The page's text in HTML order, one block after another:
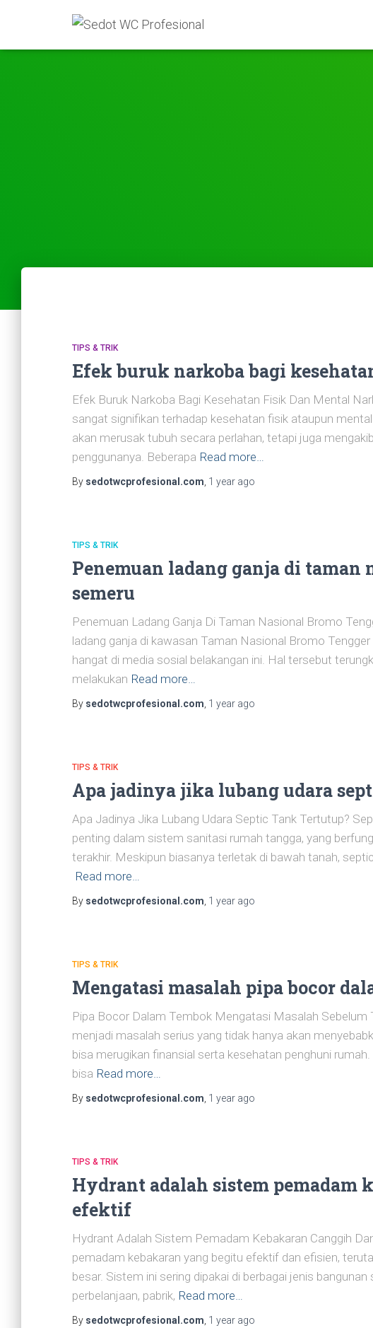
TIPS & TRIK
Efek buruk narkoba bagi
Efek Buruk Narkoba Bagi Kesehatan Fisik Dan Mental
sangat signifikan terhadap kesehatan fisik ataupun
akan merusak tubuh secara perlahan, tetapi juga
penggunanya. Beberapa Read more…
By sedotwcprofesional.com 1 year ago
TIPS & TRIK
Penemuan ladang ganja di taman
semeru
Penemuan Ladang Ganja Di Taman Nasional Bromo
ladang ganja di kawasan Taman Nasional Bromo
hangat di media sosial belakangan ini. Hal tersebut
melakukan Read more…
By sedotwcprofesional.com 1 year ago
TIPS & TRIK
Apa jadinya jika lubang udara
Apa Jadinya Jika Lubang Udara Septic Tank Tertutup?
penting dalam sistem sanitasi rumah tangga, yang
terakhir. Meskipun biasanya terletak di bawah tanah,
Read more…
By sedotwcprofesional.com 1 year ago
TIPS & TRIK
Mengatasi masalah pipa bocor
Pipa Bocor Dalam Tembok Mengatasi Masalah
menjadi masalah serius yang tidak hanya akan
bisa merugikan finansial serta kesehatan penghuni
bisa Read more…
By sedotwcprofesional.com 1 year ago
TIPS & TRIK
Hydrant adalah sistem pemadam
efektif
Hydrant Adalah Sistem Pemadam Kebakaran Canggih
pemadam kebakaran yang begitu efektif dan efisien,
besar. Sistem ini sering dipakai di berbagai jenis
perbelanjaan, pabrik, Read more…
By sedotwcprofesional.com 1 year ago